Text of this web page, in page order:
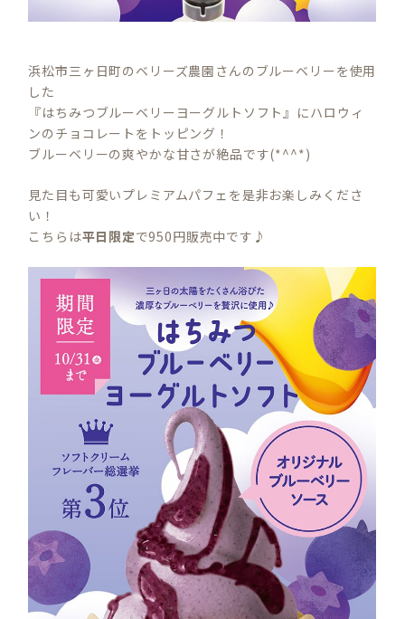
浜松市三ヶ日町のベリーズ農園さんのブルーベリーを使用
した
『はちみつブルーベリーヨーグルトソフト』にハロウィ
ンのチョコレートをトッピング！
ブルーベリーの爽やかな甘さが絶品です(*^^*)
見た目も可愛いプレミアムパフェを是非お楽しみくださ
い！
こちらは平日限定で950円販売中です♪